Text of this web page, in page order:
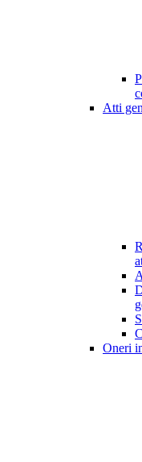
Atti
Oneri